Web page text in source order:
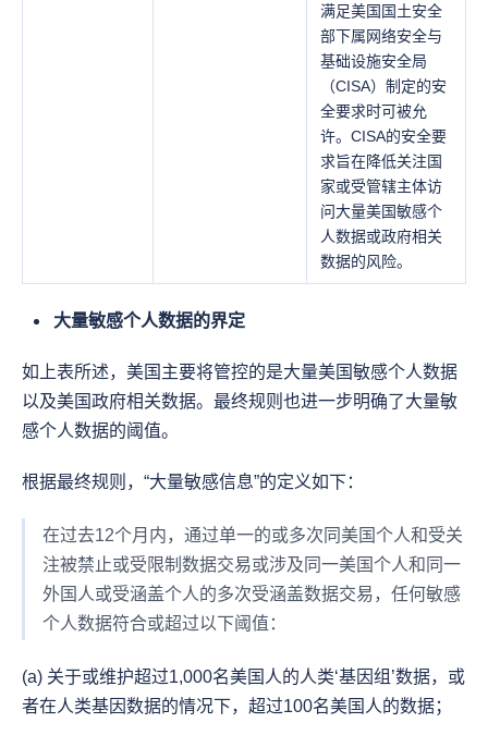
满足美国国土安全
部下属网络安全与
基础设施安全局
（CISA）制定的安
全要求时可被允
许。CISA的安全要
求旨在降低关注国
家或受管辖主体访
问大量美国敏感个
人数据或政府相关
数据的风险。
大量敏感个人数据的界定
如上表所述，美国主要将管控的是大量美国敏感个人数据
以及美国政府相关数据。最终规则也进一步明确了大量敏
感个人数据的阈值。
根据最终规则，“大量敏感信息”的定义如下：
在过去12个月内，通过单一的或多次同美国个人和受关
注被禁止或受限制数据交易或涉及同一美国个人和同一
外国人或受涵盖个人的多次受涵盖数据交易，任何敏感
个人数据符合或超过以下阈值：
(a) 关于或维护超过1,000名美国人的人类‘基因组’数据，或
者在人类基因数据的情况下，超过100名美国人的数据；